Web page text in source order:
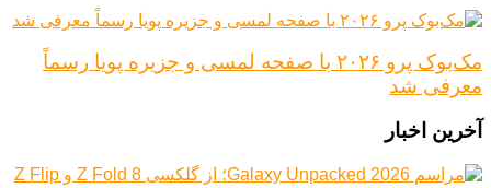
مک‌بوک پرو ۲۰۲۶ با صفحه لمسی و جزیره پویا رسماً
معرفی شد
آخرین اخبار